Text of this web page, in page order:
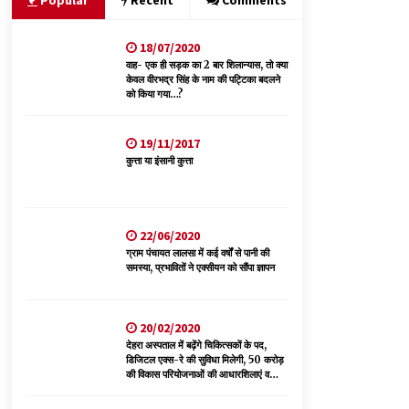
रूपी भावा वन्यजीव अभयारण्य में फिर दिखा जंगलों का
‘खामोश पहरेदार’, दुर्लभ हिमालयन “सीरो” कैमरे में कैद
06/08/2026
में एक दिवसीय ओरिएंटेशन कार्यशाला आयोजित
06/08/2026
करोड़के सोने के आभूषण बरामद, 7 आरोपी गिरफ्तार
05/08/2026
18/07/2020
वाह- एक ही सड़क का 2 बार शिलान्यास, तो क्या
केवल वीरभद्र सिंह के नाम की पट्टिका बदलने
को किया गया…?
19/11/2017
कुत्ता या इंसानी कुत्ता
22/06/2020
ग्राम पंचायत लालसा में कई वर्षों से पानी की
समस्या, प्रभावितों ने एक्सीयन को सौंपा ज्ञापन
20/02/2020
देहरा अस्पताल में बढ़ेंगे चिकित्सकों के पद,
डिजिटल एक्स-रे की सुविधा मिलेगी, 50 करोड़
की विकास परियोजनाओं की आधारशिलाएं व